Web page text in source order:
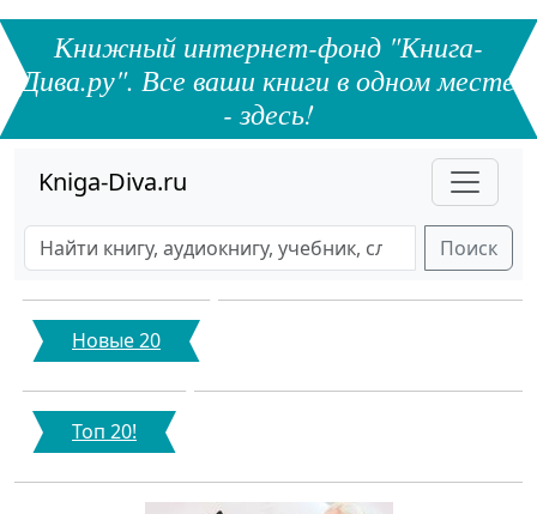
Книжный интернет-фонд "Книга-
Дива.ру". Все ваши книги в одном месте
- здесь!
Kniga-Diva.ru
Поиск
Новые 20
Топ 20!